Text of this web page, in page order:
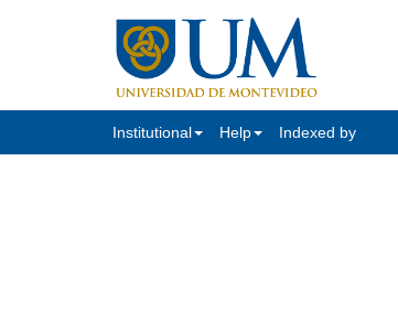
Institutional Help Indexed by